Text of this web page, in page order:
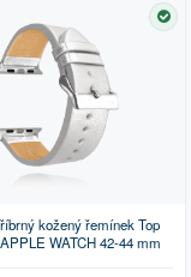
kožený řemínek Top
WATCH 42-44 mm